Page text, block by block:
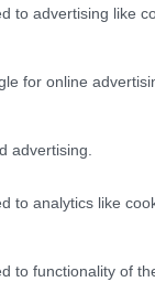
to advertising like
for online
advertising.
to analytics like
to functionality of